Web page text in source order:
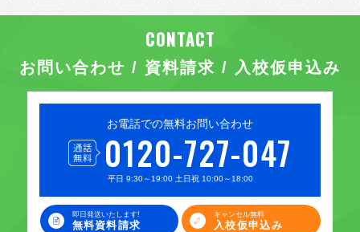
お問い合わせ / 資料請求 / 入校仮申込み
お電話での無料お問い合わせ
0120-727-047
平日 9:30～19:00 土日祝 10:00～18:00
即日発送いたします!
無料資料請求
キャンセル無料
入校仮申込み